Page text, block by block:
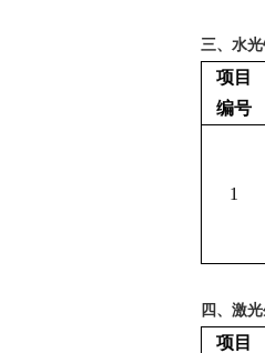
三、水
项目
编号
1
四、激
项目